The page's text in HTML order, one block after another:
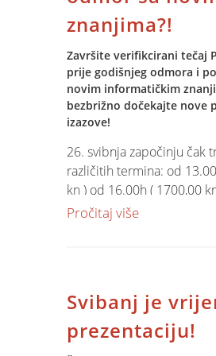
verifikaciju u radnju
operater )..
znanjima?!
Završite verifikcirani tečaj
prije godišnjeg odmora i
novim informatičkim
bezbrižno dočekajte nove
izazove!
26. svibnja započinju čak
različitih termina: od
kn ) od 16.00h ( 1700,00
1800,00 kn ). vi samo
Pročitaj više
Svibanj je
prezentaciju!